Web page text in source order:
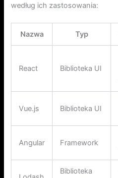
według ich zastosowania:
Nazwa Typ
React Biblioteka UI
Vue.js Biblioteka UI
Angular Framework
Biblioteka